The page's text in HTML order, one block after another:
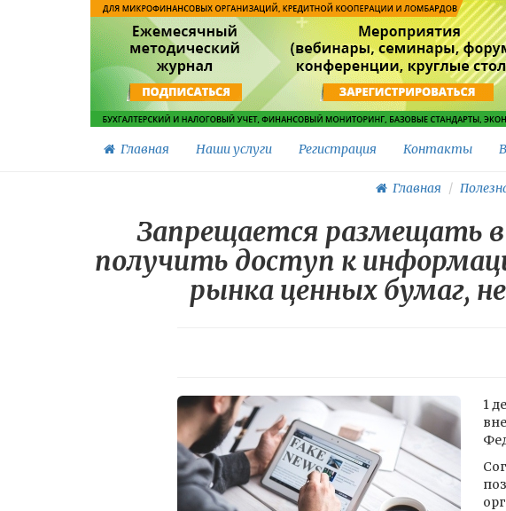
Главная Наши услуги Регистрация Контакты
Главная
Запрещается размещать
получить доступ к
рынка ценных бумаг,
1